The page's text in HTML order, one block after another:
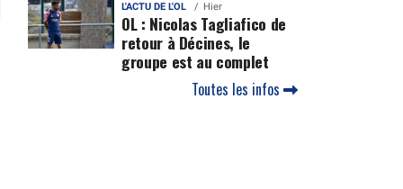
L'ACTU DE L'OL Hier
OL : Nicolas Tagliafico de
retour à Décines, le
groupe est au complet
Toutes les infos